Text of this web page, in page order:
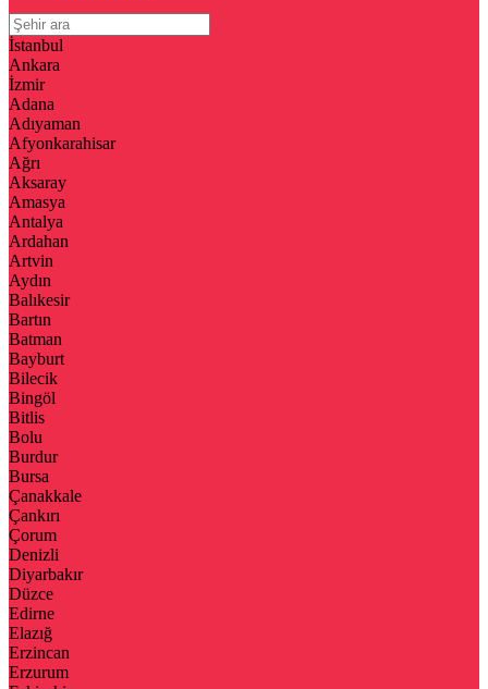
İstanbul
Ankara
İzmir
Adana
Adıyaman
Afyonkarahisar
Ağrı
Aksaray
Amasya
Antalya
Ardahan
Artvin
Aydın
Balıkesir
Bartın
Batman
Bayburt
Bilecik
Bingöl
Bitlis
Bolu
Burdur
Bursa
Çanakkale
Çankırı
Çorum
Denizli
Diyarbakır
Düzce
Edirne
Elazığ
Erzincan
Erzurum